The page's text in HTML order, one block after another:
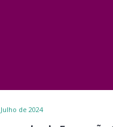
Julho de 2024